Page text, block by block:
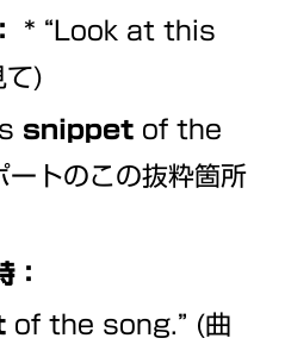
* “Look at this
て)
snippetof the
トのこの抜粋箇所
：
of the song.” (曲